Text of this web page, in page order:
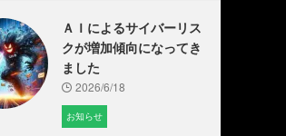
ＡＩによるサイバーリス
クが増加傾向になってき
ました
2026/6/18
お知らせ